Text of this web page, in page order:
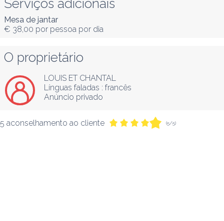
Serviços adicionais
Mesa de jantar
€ 38,00 por pessoa por dia
O proprietário
LOUIS ET CHANTAL
Línguas faladas : francês
Anúncio privado
5 aconselhamento ao cliente (5/5)